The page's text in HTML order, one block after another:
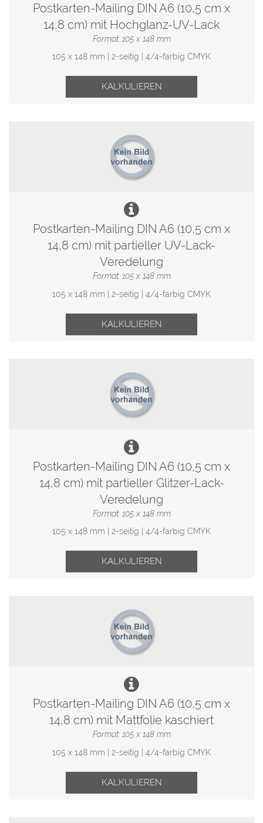
Postkarten-Mailing DIN A6 (10,5 cm x
14,8 cm) mit Hochglanz-UV-Lack
Format: 105 x 148 mm
105 x 148 mm | 2-seitig | 4/4-farbig CMYK
KALKULIEREN
Postkarten-Mailing DIN A6 (10,5 cm x
14,8 cm) mit partieller UV-Lack-
Veredelung
Format: 105 x 148 mm
105 x 148 mm | 2-seitig | 4/4-farbig CMYK
KALKULIEREN
Postkarten-Mailing DIN A6 (10,5 cm x
14,8 cm) mit partieller Glitzer-Lack-
Veredelung
Format: 105 x 148 mm
105 x 148 mm | 2-seitig | 4/4-farbig CMYK
KALKULIEREN
Postkarten-Mailing DIN A6 (10,5 cm x
14,8 cm) mit Mattfolie kaschiert
Format: 105 x 148 mm
105 x 148 mm | 2-seitig | 4/4-farbig CMYK
KALKULIEREN